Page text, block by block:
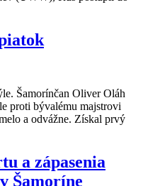
Šamorínčan Oliver Oláh
proti bývalému majstrovi
a odvážne. Získal prvý
a zápasenia
Šamoríne